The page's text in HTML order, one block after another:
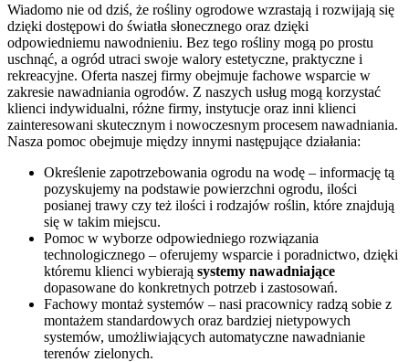
Wiadomo nie od dziś, że rośliny ogrodowe wzrastają i rozwijają się
dzięki dostępowi do światła słonecznego oraz dzięki
odpowiedniemu nawodnieniu. Bez tego rośliny mogą po prostu
uschnąć, a ogród utraci swoje walory estetyczne, praktyczne i
rekreacyjne. Oferta naszej firmy obejmuje fachowe wsparcie w
zakresie nawadniania ogrodów. Z naszych usług mogą korzystać
klienci indywidualni, różne firmy, instytucje oraz inni klienci
zainteresowani skutecznym i nowoczesnym procesem nawadniania.
Nasza pomoc obejmuje między innymi następujące działania:
Określenie zapotrzebowania ogrodu na wodę – informację tą
pozyskujemy na podstawie powierzchni ogrodu, ilości
posianej trawy czy też ilości i rodzajów roślin, które znajdują
się w takim miejscu.
Pomoc w wyborze odpowiedniego rozwiązania
technologicznego – oferujemy wsparcie i poradnictwo, dzięki
któremu klienci wybierają systemy nawadniające
dopasowane do konkretnych potrzeb i zastosowań.
Fachowy montaż systemów – nasi pracownicy radzą sobie z
montażem standardowych oraz bardziej nietypowych
systemów, umożliwiających automatyczne nawadnianie
terenów zielonych.